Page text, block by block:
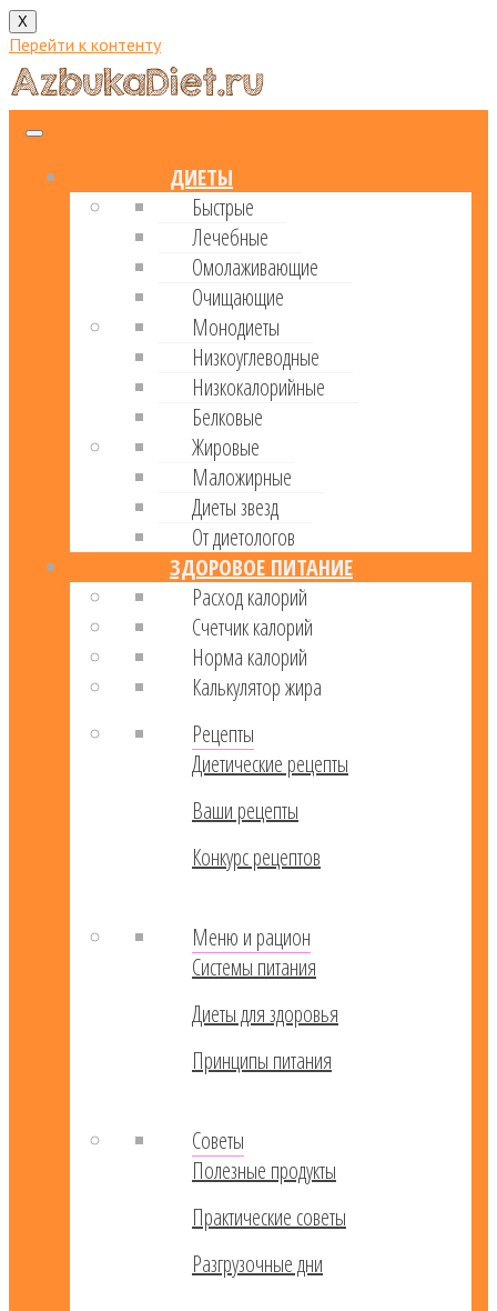
X
Перейти к контенту
ДИЕТЫ
Быстрые
Лечебные
Омолаживающие
Очищающие
Монодиеты
Низкоуглеводные
Низкокалорийные
Белковые
Жировые
Маложирные
Диеты звезд
От диетологов
ЗДОРОВОЕ ПИТАНИЕ
Расход калорий
Cчетчик калорий
Норма калорий
Калькулятор жира
Рецепты
Диетические рецепты
Ваши рецепты
Конкурс рецептов
Меню и рацион
Системы питания
Диеты для здоровья
Принципы питания
Советы
Полезные продукты
Практические советы
Разгрузочные дни